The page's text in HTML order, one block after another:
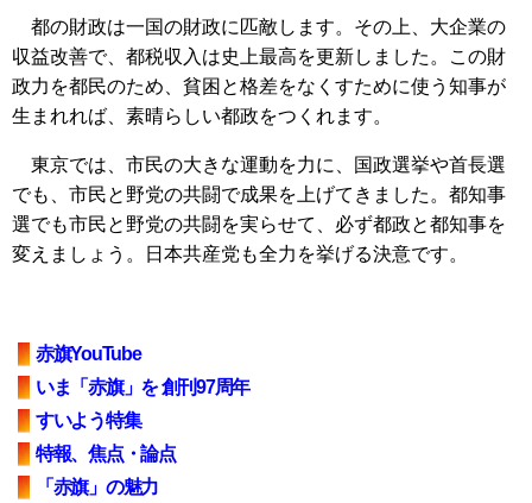
都の財政は一国の財政に匹敵します。その上、大企業の
収益改善で、都税収入は史上最高を更新しました。この財
政力を都民のため、貧困と格差をなくすために使う知事が
生まれれば、素晴らしい都政をつくれます。
東京では、市民の大きな運動を力に、国政選挙や首長選
でも、市民と野党の共闘で成果を上げてきました。都知事
選でも市民と野党の共闘を実らせて、必ず都政と都知事を
変えましょう。日本共産党も全力を挙げる決意です。
赤旗YouTube
いま「赤旗」を 創刊97周年
すいよう特集
特報、焦点・論点
「赤旗」の魅力